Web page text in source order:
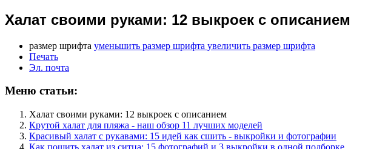
Халат своими руками: 12 выкроек с описанием
размер шрифта уменьшить размер шрифта увеличить размер шрифта
Печать
Эл. почта
Меню статьи:
Халат своими руками: 12 выкроек с описанием
Крутой халат для пляжа - наш обзор 11 лучших моделей
Красивый халат с рукавами: 15 идей как сшить - выкройки и фотографии